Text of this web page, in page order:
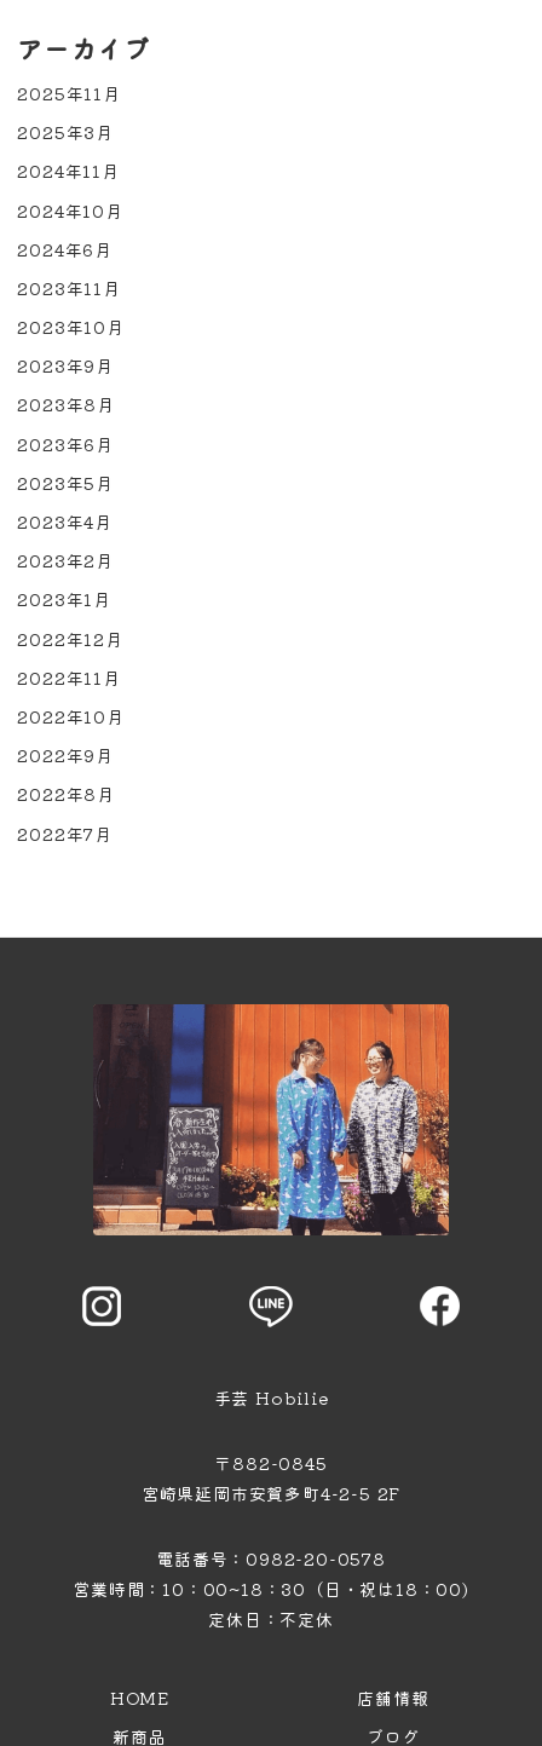
アーカイブ
2025年11月
2025年3月
2024年11月
2024年10月
2024年6月
2023年11月
2023年10月
2023年9月
2023年8月
2023年6月
2023年5月
2023年4月
2023年2月
2023年1月
2022年12月
2022年11月
2022年10月
2022年9月
2022年8月
2022年7月
HOME
新商品
店舗情報
ブログ
手芸 Hobilie
〒882-0845
宮崎県延岡市安賀多町4−2−5 2F
電話番号：0982-20-0578
営業時間：10：00~18：30（日・祝は18：00)
定休日：不定休